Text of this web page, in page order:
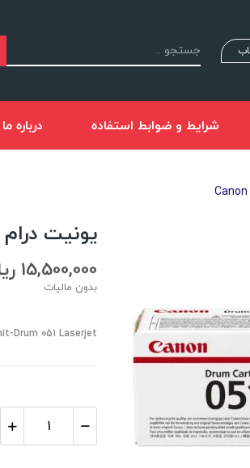
شرایط و ضوابط استفاده درباره ما
یونیت درام Canon 051
15,500,000 ریال
بدون مالیات
Drum 051 Laserjet